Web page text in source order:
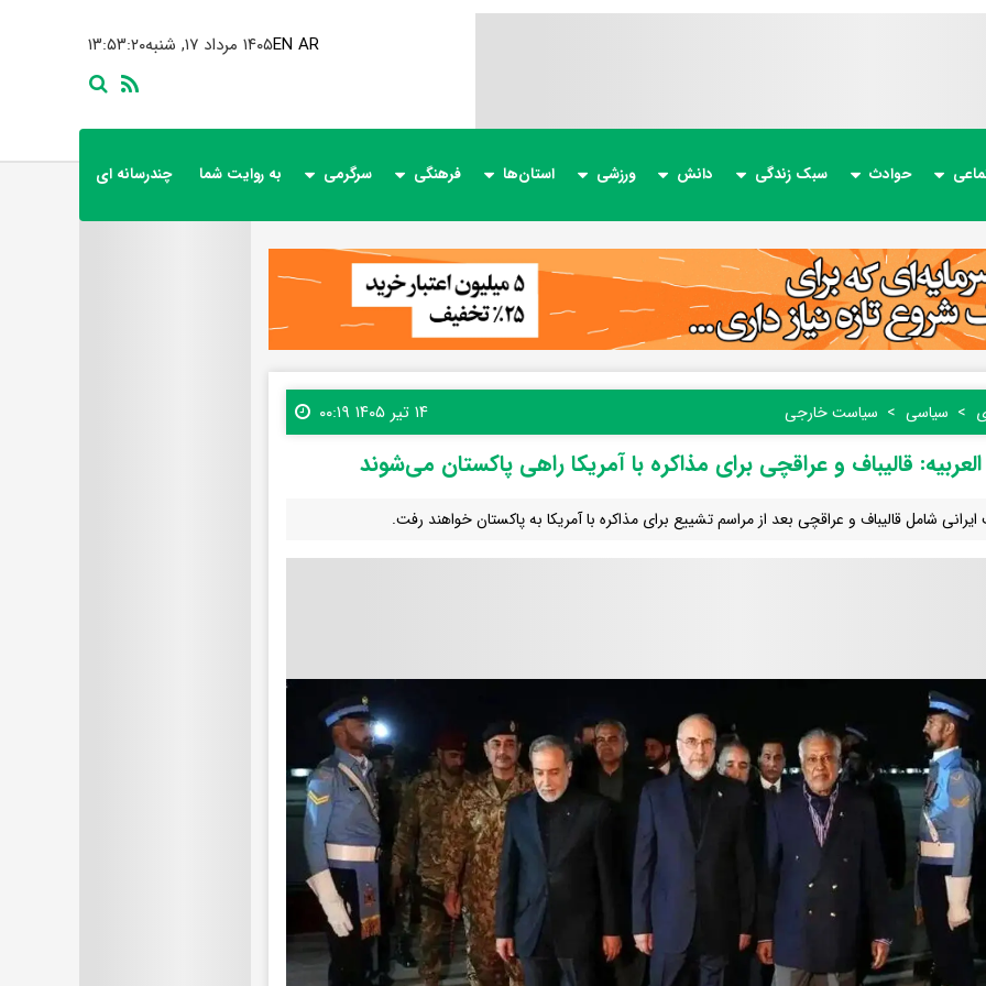
۱۳:۵۳:۲۲ ۱۴۰۵ مرداد ۱۷, شنبهEN AR
حوادث سبک زندگی دانش ورزشی استان‌ها فرهنگی سرگرمی به روایت شما چندرسانه ای
سیاسی سیاست خارجی ۱۴ تیر ۱۴۰۵ ۰۰:۱۹
قالیباف و عراقچی برای مذاکره با آمریکا راهی پاکستان می‌شوند
شامل قالیباف و عراقچی بعد از مراسم تشییع برای مذاکره با آمریکا به پاکستان خواهند رفت.